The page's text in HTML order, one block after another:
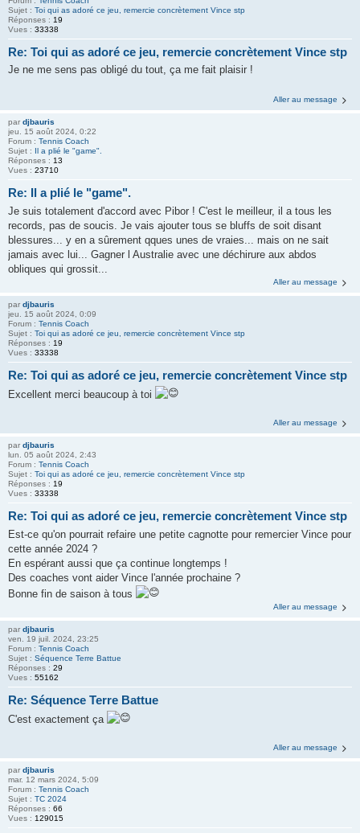
Sujet : Toi qui as adoré ce jeu, remercie concrètement Vince stp
Réponses : 19
Vues : 33338
Re: Toi qui as adoré ce jeu, remercie concrètement Vince stp
Je ne me sens pas obligé du tout, ça me fait plaisir !
Aller au message
par djbauris
jeu. 15 août 2024, 0:22
Forum : Tennis Coach
Sujet : Il a plié le "game".
Réponses : 13
Vues : 23710
Re: Il a plié le "game".
Je suis totalement d'accord avec Pibor ! C'est le meilleur, il a tous les
records, pas de soucis. Je vais ajouter tous se bluffs de soit disant
blessures... y en a sûrement qques unes de vraies... mais on ne sait
jamais avec lui... Gagner l Australie avec une déchirure aux abdos
obliques qui grossit...
Aller au message
par djbauris
jeu. 15 août 2024, 0:09
Forum : Tennis Coach
Sujet : Toi qui as adoré ce jeu, remercie concrètement Vince stp
Réponses : 19
Vues : 33338
Re: Toi qui as adoré ce jeu, remercie concrètement Vince stp
Excellent merci beaucoup à toi
Aller au message
par djbauris
lun. 05 août 2024, 2:43
Forum : Tennis Coach
Sujet : Toi qui as adoré ce jeu, remercie concrètement Vince stp
Réponses : 19
Vues : 33338
Re: Toi qui as adoré ce jeu, remercie concrètement Vince stp
Est-ce qu'on pourrait refaire une petite cagnotte pour remercier Vince pour
cette année 2024 ?
En espérant aussi que ça continue longtemps !
Des coaches vont aider Vince l'année prochaine ?
Bonne fin de saison à tous
Aller au message
par djbauris
ven. 19 juil. 2024, 23:25
Forum : Tennis Coach
Sujet : Séquence Terre Battue
Réponses : 29
Vues : 55162
Re: Séquence Terre Battue
C'est exactement ça
Aller au message
par djbauris
mar. 12 mars 2024, 5:09
Forum : Tennis Coach
Sujet : TC 2024
Réponses : 66
Vues : 129015